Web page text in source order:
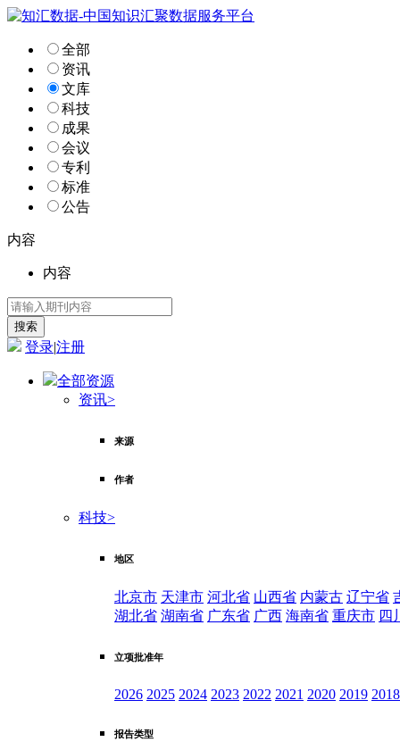
全部
资讯
文库
科技
成果
会议
专利
标准
公告
内容
内容
登录|注册
全部资源
资讯>
来源
作者
科技>
地区
北京市 天津市 河北省 山西省 内蒙古 辽宁省
湖北省 湖南省 广东省 广西 海南省 重庆市 四
立项批准年
2026 2025 2024 2023 2022 2021 2020 2019 2018
报告类型